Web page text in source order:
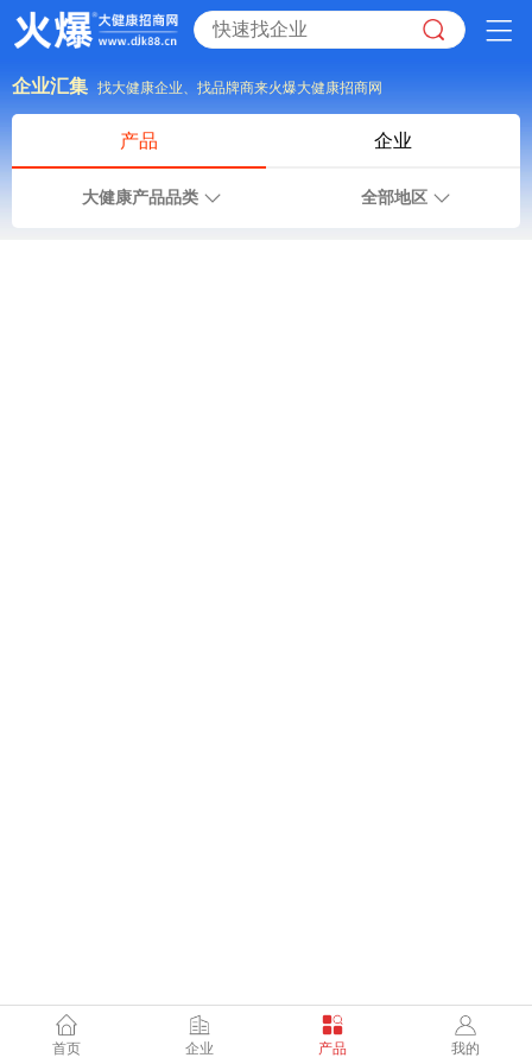
企业汇集 找大健康企业、找品牌商来火爆大健康招商网
产品 企业
大健康产品品类 全部地区
首页 企业 产品 我的